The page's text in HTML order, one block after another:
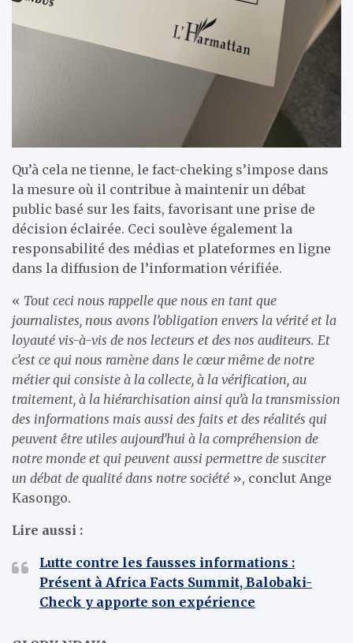
Qu’à cela ne tienne, le fact-cheking s’impose dans
la mesure où il contribue à maintenir un débat
public basé sur les faits, favorisant une prise de
décision éclairée. Ceci soulève également la
responsabilité des médias et plateformes en ligne
dans la diffusion de l’information vérifiée.
« Tout ceci nous rappelle que nous en tant que
journalistes, nous avons l’obligation envers la vérité et la
loyauté vis-à-vis de nos lecteurs et des nos auditeurs. Et
c’est ce qui nous ramène dans le cœur même de notre
métier qui consiste à la collecte, à la vérification, au
traitement, à la hiérarchisation ainsi qu’à la transmission
des informations mais aussi des faits et des réalités qui
peuvent être utiles aujourd’hui à la compréhension de
notre monde et qui peuvent aussi permettre de susciter
un débat de qualité dans notre société », conclut Ange
Kasongo.
Lire aussi :
Lutte contre les fausses informations :
Présent à Africa Facts Summit, Balobaki-
Check y apporte son expérience